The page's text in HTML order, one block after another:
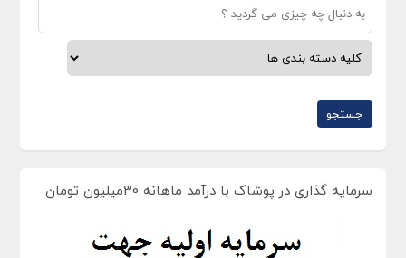
سرمایه گذاری در پوشاک با درآمد ماهانه 30میلیون تومان